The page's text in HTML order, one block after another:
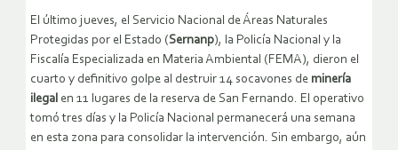
El último jueves, el Servicio Nacional de Áreas Naturales
Protegidas por el Estado (Sernanp), la Policía Nacional y la
Fiscalía Especializada en Materia Ambiental (FEMA), dieron el
cuarto y definitivo golpe al destruir 14 socavones de minería
ilegal en 11 lugares de la reserva de San Fernando. El operativo
tomó tres días y la Policía Nacional permanecerá una semana
en esta zona para consolidar la intervención. Sin embargo, aún